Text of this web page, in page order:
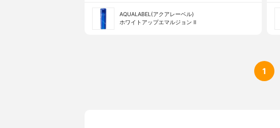
AQUALABEL(アクアレーベル)
ホワイトアップエマルジョン Ⅱ
1